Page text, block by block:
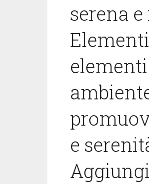
serena
elementi
e